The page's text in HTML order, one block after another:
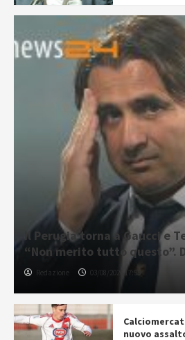
Il Perugia torna a Gaucci e
“Non merito tutto questo”.
Redazione 03/08/2026 17:55
nuovo